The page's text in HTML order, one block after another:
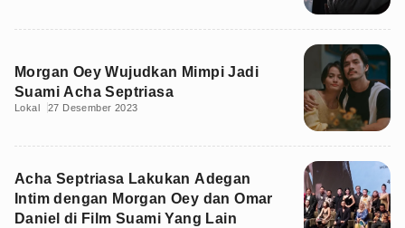
Morgan Oey Wujudkan Mimpi Jadi
Suami Acha Septriasa
Lokal 27 Desember 2023
Acha Septriasa Lakukan Adegan
Intim dengan Morgan Oey dan Omar
Daniel di Film Suami Yang Lain